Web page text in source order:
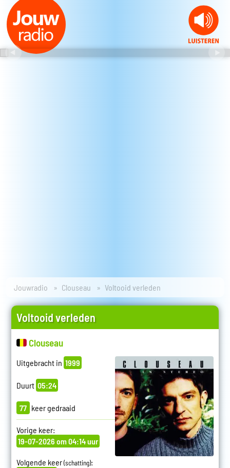
Jouwradio Clouseau Voltooid verleden
Voltooid verleden
Clouseau
Uitgebracht in 1999
Duurt 05:24
77 keer gedraaid
Vorige keer:
19-07-2026 om 04:14 uur
Volgende keer(schatting):